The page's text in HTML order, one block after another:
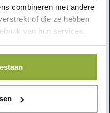
combineren met andere
of die ze hebben
van hun services.
alleen software is, maar
voorkomt dat
hoe je een retour
terugvindt. Het scheelt
en discussies aan de
je totale tijd- en